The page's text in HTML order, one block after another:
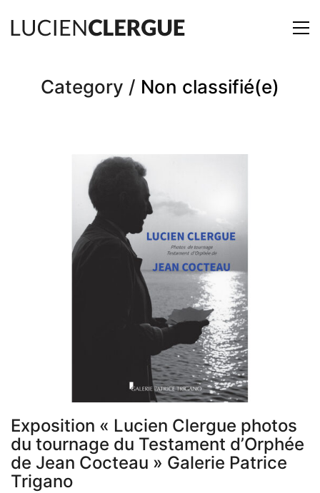
Category / Non classifié(e)
Exposition « Lucien Clergue photos
du tournage du Testament d’Orphée
de Jean Cocteau » Galerie Patrice
Trigano